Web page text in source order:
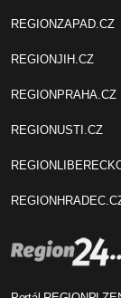
REGIONZAPAD.CZ
REGIONJIH.CZ
REGIONPRAHA.CZ
REGIONUSTI.CZ